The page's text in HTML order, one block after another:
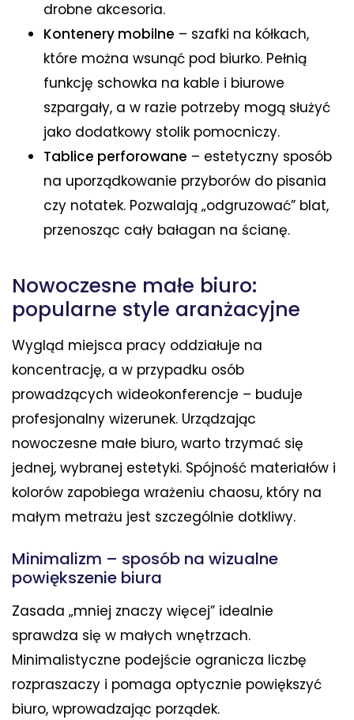
drobne akcesoria.
Kontenery mobilne – szafki na kółkach,
które można wsunąć pod biurko. Pełnią
funkcję schowka na kable i biurowe
szpargały, a w razie potrzeby mogą służyć
jako dodatkowy stolik pomocniczy.
Tablice perforowane – estetyczny sposób
na uporządkowanie przyborów do pisania
czy notatek. Pozwalają „odgruzować” blat,
przenosząc cały bałagan na ścianę.
Nowoczesne małe biuro:
popularne style aranżacyjne
Wygląd miejsca pracy oddziałuje na
koncentrację, a w przypadku osób
prowadzących wideokonferencje – buduje
profesjonalny wizerunek. Urządzając
nowoczesne małe biuro, warto trzymać się
jednej, wybranej estetyki. Spójność materiałów i
kolorów zapobiega wrażeniu chaosu, który na
małym metrażu jest szczególnie dotkliwy.
Minimalizm – sposób na wizualne
powiększenie biura
Zasada „mniej znaczy więcej” idealnie
sprawdza się w małych wnętrzach.
Minimalistyczne podejście ogranicza liczbę
rozpraszaczy i pomaga optycznie powiększyć
biuro, wprowadzając porządek.